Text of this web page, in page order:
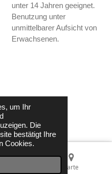
um Ihr
Die
bestätigt Ihre
Cookies.
unter 14 Jahren geeignet.
Benutzung unter
unmittelbarer Aufsicht von
Erwachsenen.
Karte